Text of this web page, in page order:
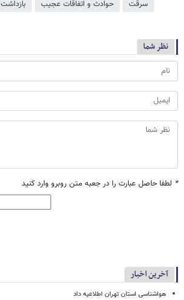
سرقت حوادث و اتفاقات عجیب بازداشت
نظر شما
* لطفا حاصل عبارت را در جعبه متن روبرو وارد کنید
آخرین اخبار
هواشناسی استان تهران اطلاعیه داد